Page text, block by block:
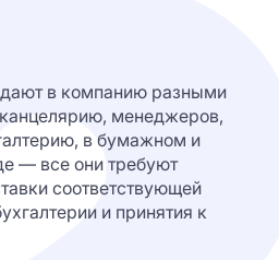
в компанию разными
менеджеров,
в бумажном и
— все они требуют
соответствующей
и принятия к